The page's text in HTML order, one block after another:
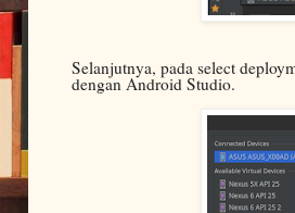
Selanjutnya, pada select
dengan Android Studio.